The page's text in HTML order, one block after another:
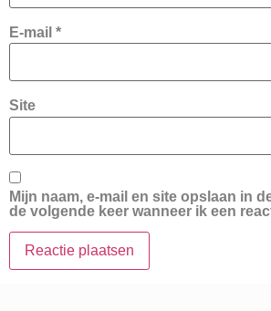
E-mail *
Site
Mijn naam, e-mail en site opslaan in
de volgende keer wanneer ik een